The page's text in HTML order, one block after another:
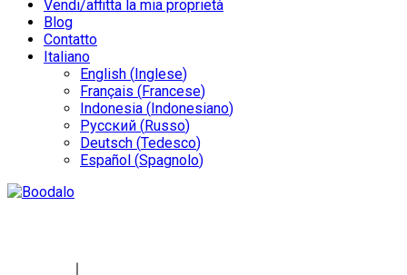
Vendi/affitta la mia proprietà
Blog
Contatto
Italiano
English (Inglese)
Français (Francese)
Indonesia (Indonesiano)
Русский (Russo)
Deutsch (Tedesco)
Español (Spagnolo)